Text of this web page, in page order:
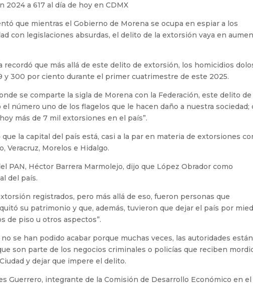
2024 a 617 al día de hoy en CDMX
que mientras el Gobierno de Morena se ocupa en espiar a los
con legislaciones absurdas, el delito de la extorsión vaya en
recordó que más allá de este delito de extorsión, los homicidios
y 300 por ciento durante el primer cuatrimestre de este 2025.
se comparte la sigla de Morena con la Federación, este delito de
número uno de los flagelos que le hacen daño a nuestra sociedad;
más de 7 mil extorsiones en el país”.
la capital del país está, casi a la par en materia de extorsiones
Veracruz, Morelos e Hidalgo.
PAN, Héctor Barrera Marmolejo, dijo que López Obrador como
del país.
registrados, pero más allá de eso, fueron personas que
su patrimonio y que, además, tuvieron que dejar el país por
de piso u otros aspectos”.
se han podido acabar porque muchas veces, las autoridades están
son parte de los negocios criminales o policías que reciben
y dejar que impere el delito.
Guerrero, integrante de la Comisión de Desarrollo Económico en el